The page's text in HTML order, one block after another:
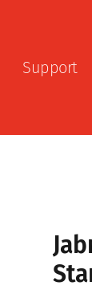
Support